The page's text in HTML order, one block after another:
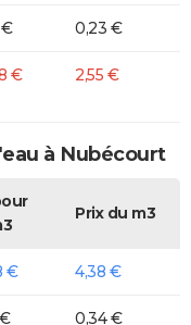
€ 0,23 €
€ 2,55 €
à Nubécourt
Prix du m3
€ 4,38 €
0,34 €